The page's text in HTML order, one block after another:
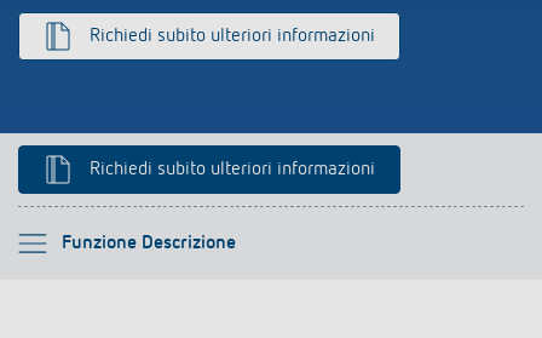
Rilevatore di presenza e rilevatore di
Richiedi subito ulteriori informazioni
Richiedi subito ulteriori informazioni
Funzione Descrizione
Si prega di selezionare